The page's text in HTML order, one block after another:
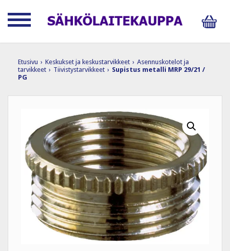
Etusivu › Keskukset ja keskustarvikkeet › Asennuskotelot ja
tarvikkeet › Tiivistystarvikkeet › Supistus metalli MRP 29/21 /
PG